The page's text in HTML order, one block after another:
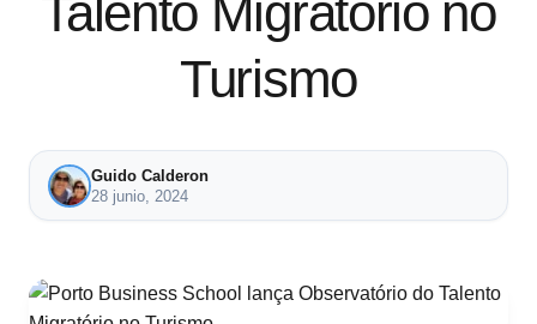
Talento Migratório no
Turismo
Guido Calderon
28 junio, 2024